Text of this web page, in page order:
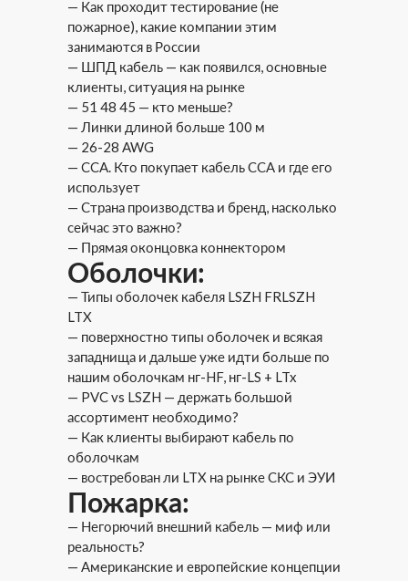
— Как проходит тестирование (не
пожарное), какие компании этим
занимаются в России
— ШПД кабель — как появился, основные
клиенты, ситуация на рынке
— 51 48 45 — кто меньше?
— Линки длиной больше 100 м
— 26-28 AWG
— CCA. Кто покупает кабель ССА и где его
использует
— Страна производства и бренд, насколько
сейчас это важно?
— Прямая оконцовка коннектором
Оболочки:
— Типы оболочек кабеля LSZH FRLSZH
LTX
— поверхностно типы оболочек и всякая
западнища и дальше уже идти больше по
нашим оболочкам нг-HF, нг-LS + LTx
— PVC vs LSZH — держать большой
ассортимент необходимо?
— Как клиенты выбирают кабель по
оболочкам
— востребован ли LTX на рынке СКС и ЭУИ
Пожарка:
— Негорючий внешний кабель — миф или
реальность?
— Американские и европейские концепции